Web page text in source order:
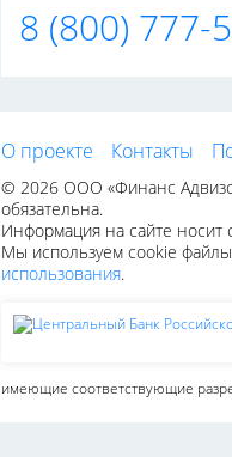
8 (800) 777-
О проекте Контакты
© 2026 ООО «Финанс
обязательна.
Информация на сайте носит
Мы используем cookie
использования.
имеющие соответствующие